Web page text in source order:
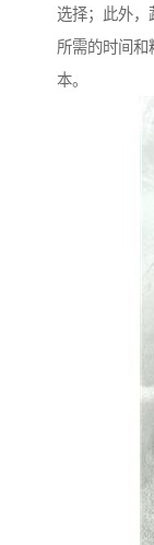
选择；此外，
所需的时间
本。